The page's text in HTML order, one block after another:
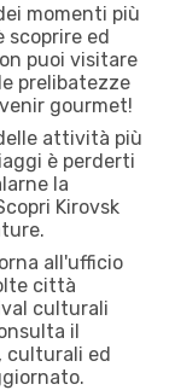
momenti più
scoprire ed
puoi visitare
prelibatezze
gourmet!
attività più
è perderti
la
Kirovsk
all'ufficio
città
culturali
il
culturali ed